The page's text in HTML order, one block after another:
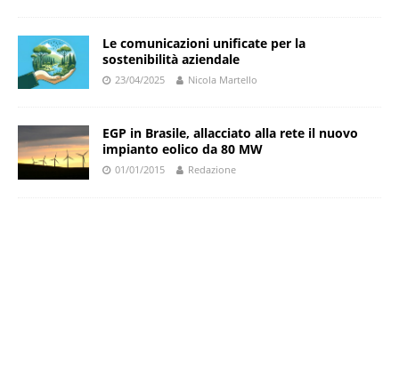
Le comunicazioni unificate per la
sostenibilità aziendale
23/04/2025 Nicola Martello
EGP in Brasile, allacciato alla rete il nuovo
impianto eolico da 80 MW
01/01/2015 Redazione